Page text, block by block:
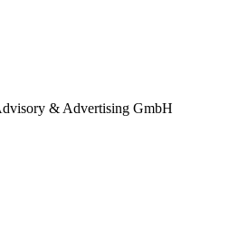
& Advertising GmbH